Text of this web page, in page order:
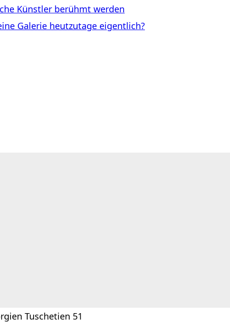
Künstler berühmt werden
Galerie heutzutage eigentlich?
Tuschetien 51